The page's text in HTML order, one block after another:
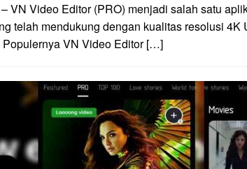
VN Video Editor (PRO) menjadi salah satu
telah mendukung dengan kualitas resolusi 4K
Populernya VN Video Editor […]